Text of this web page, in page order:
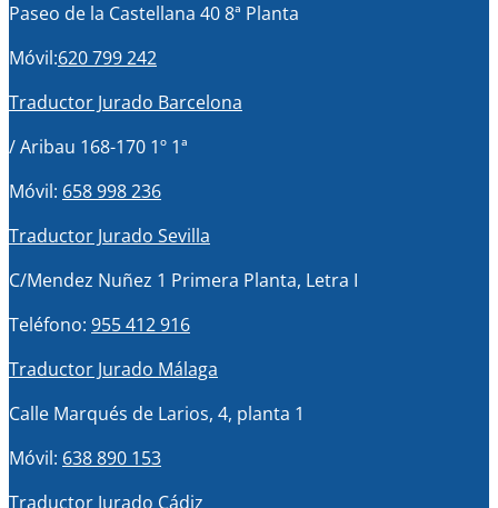
Paseo de la Castellana 40 8ª Planta
Móvil:620 799 242
Traductor Jurado Barcelona
/ Aribau 168-170 1º 1ª
Móvil: 658 998 236
Traductor Jurado Sevilla
C/Mendez Nuñez 1 Primera Planta, Letra I
Teléfono: 955 412 916
Traductor Jurado Málaga
Calle Marqués de Larios, 4, planta 1
Móvil: 638 890 153
Traductor Jurado Cádiz